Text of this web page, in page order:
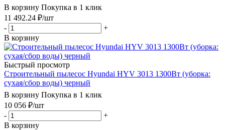
В корзину Покупка в 1 клик
11 492.24 ₽/шт
-
+
В корзину
Быстрый просмотр
Строительный пылесос Hyundai HYV 3013 1300Вт (уборка:
сухая/сбор воды) черный
В корзину Покупка в 1 клик
10 056 ₽/шт
-
+
В корзину